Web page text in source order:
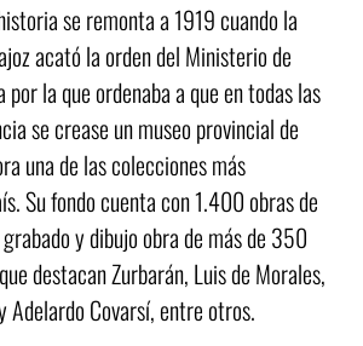
se remonta a 1919 cuando la
acató la orden del Ministerio de
la que ordenaba a que en todas las
se crease un museo provincial de
una de las colecciones más
Su fondo cuenta con 1.400 obras de
y dibujo obra de más de 350
destacan Zurbarán, Luis de Morales,
Adelardo Covarsí, entre otros.